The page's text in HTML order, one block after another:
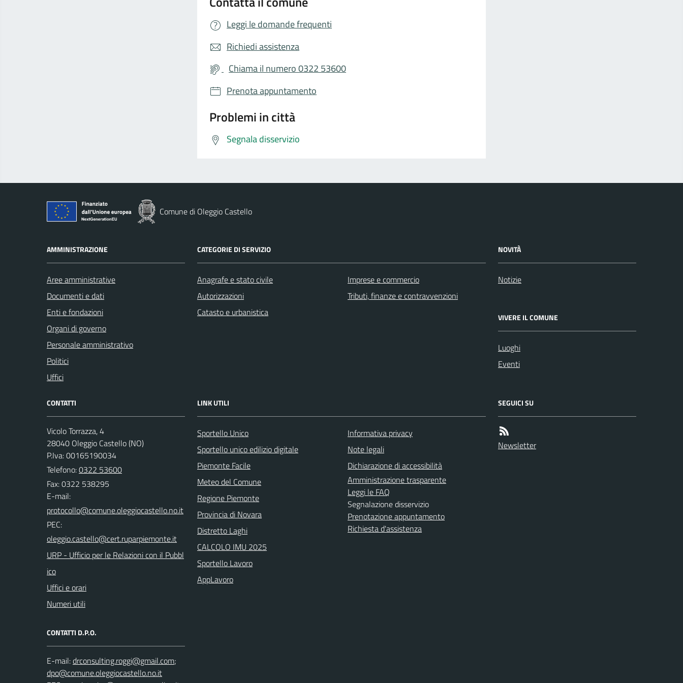
Leggi le domande frequenti
Richiedi assistenza
Chiama il numero 0322 53600
Prenota appuntamento
Problemi in città
Segnala disservizio
Comune di Oleggio Castello
AMMINISTRAZIONE
Aree amministrative
Documenti e dati
Enti e fondazioni
Organi di governo
Personale amministrativo
Politici
Uffici
CATEGORIE DI SERVIZIO
Anagrafe e stato civile
Autorizzazioni
Catasto e urbanistica
Imprese e commercio
Tributi, finanze e contravvenzioni
NOVITÀ
Notizie
VIVERE IL COMUNE
Luoghi
Eventi
CONTATTI
Vicolo Torrazza, 4
28040 Oleggio Castello (NO)
P.Iva: 00165190034
Telefono:0322 53600
Fax: 0322 538295
E-mail:
PEC:
URP - Ufficio per le Relazioni con il Pubbl
ico
Uffici e orari
Numeri utili
CONTATTI D.P.O.
E-mail:
;
LINK UTILI
Sportello Unico
Sportello unico edilizio digitale
Piemonte Facile
Meteo del Comune
Regione Piemonte
Provincia di Novara
Distretto Laghi
CALCOLO IMU 2025
Sportello Lavoro
AppLavoro
Informativa privacy
Note legali
Dichiarazione di accessibilità
Amministrazione trasparente
Leggi le FAQ
Segnalazione disservizio
Prenotazione appuntamento
Richiesta d'assistenza
SEGUICI SU
Newsletter